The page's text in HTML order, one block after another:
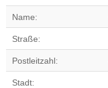
Name:
Straße:
Postleitzahl:
Stadt: